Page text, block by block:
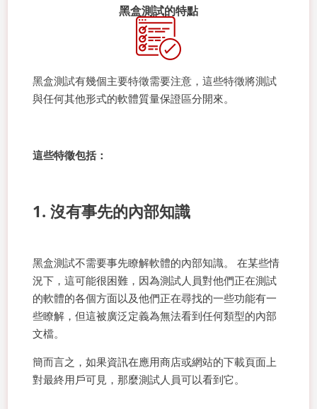
黑盒測試的特點
黑盒測試有幾個主要特徵需要注意，這些特徵將測試
與任何其他形式的軟體質量保證區分開來。
這些特徵包括：
1. 沒有事先的內部知識
黑盒測試不需要事先瞭解軟體的內部知識。 在某些情
況下，這可能很困難，因為測試人員對他們正在測試
的軟體的各個方面以及他們正在尋找的一些功能有一
些瞭解，但這被廣泛定義為無法看到任何類型的內部
文檔。
簡而言之，如果資訊在應用商店或網站的下載頁面上
對最終用戶可見，那麼測試人員可以看到它。